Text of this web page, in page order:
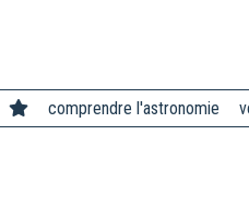
comprendre l'astronomie